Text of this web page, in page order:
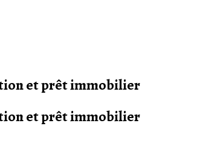
et prêt immobilier
et prêt immobilier